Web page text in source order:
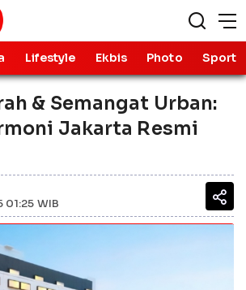
Lifestyle Ekbis Photo Sport
& Semangat Urban:
Jakarta Resmi
WIB